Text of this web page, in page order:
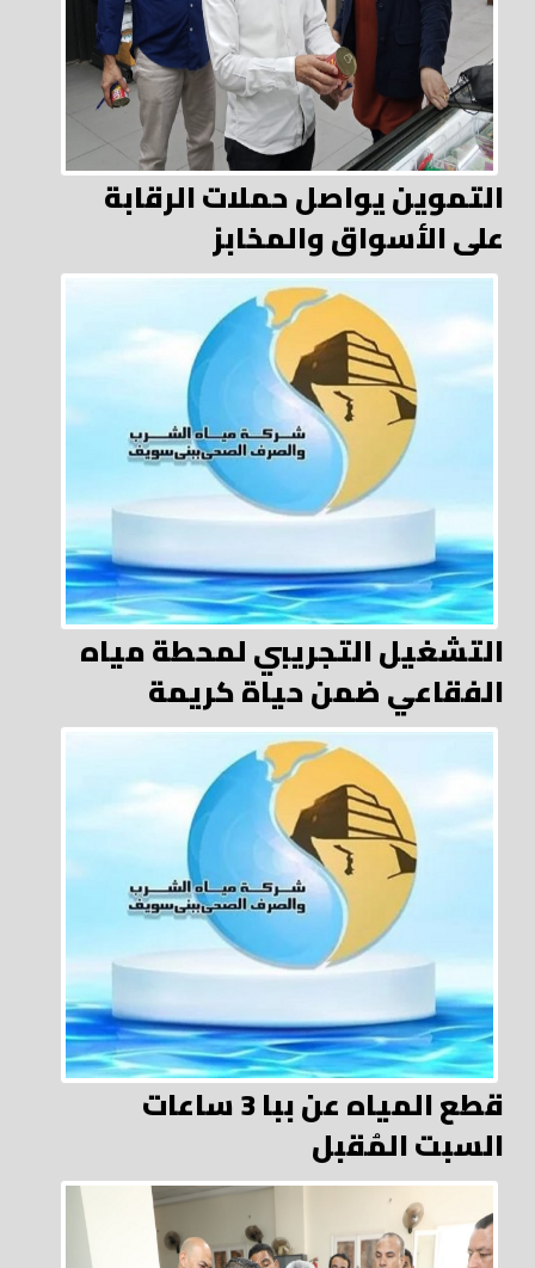
التموين يواصل حملات الرقابة
على الأسواق والمخابز
التشغيل التجريبي لمحطة مياه
الفقاعي ضمن حياة كريمة
قطع المياه عن ببا 3 ساعات
السبت المُقبل